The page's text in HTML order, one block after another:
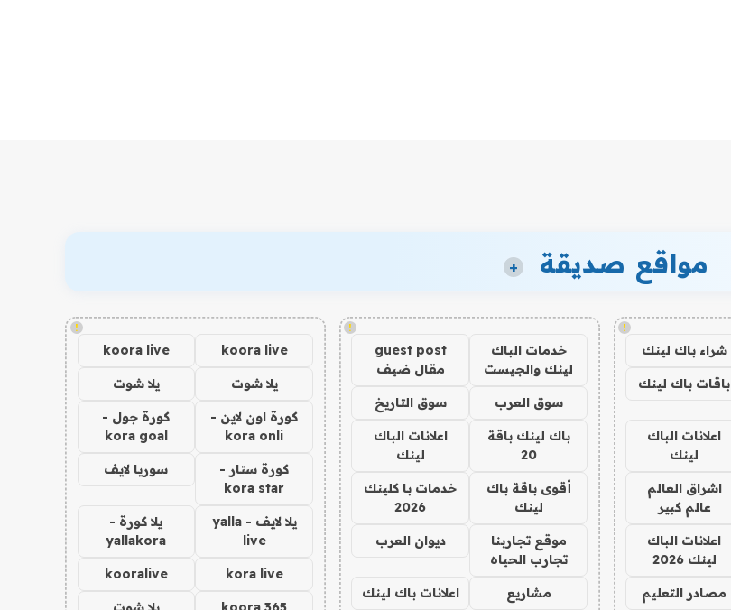
مواقع صديقة +
!
شراء باك لينك
باقات باك لينك
اعلانات الباك
لينك
اشراق العالم
عالم كبير
اعلانات الباك
لينك 2026
مصادر التعليم
!
خدمات الباك
لينك والجيست
guest post
مقال ضيف
سوق العرب سوق التاريخ
باك لينك باقة
20
اعلانات الباك
لينك
أقوى باقة باك
لينك
خدمات با كلينك
2026
موقع تجاربنا
تجارب الحياه
ديوان العرب
مشاريع اعلانات باك لينك
!
koora live
koora live
يلا شوت يلا شوت
كورة اون لاين -
kora onli
كورة جول -
kora goal
كورة ستار -
kora star
سوريا لايف
يلا لايف - yalla
live
يلا كورة -
yallakora
kora live
kooralive